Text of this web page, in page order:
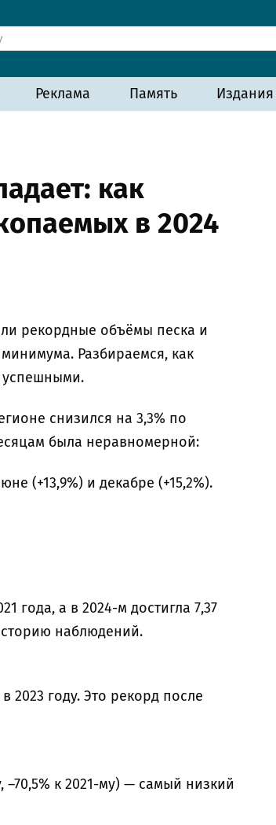
Реклама Память Издания
как
в 2024
рекордные объёмы песка и
Разбираемся, как
успешными.
снизился на 3,3% по
была неравномерной:
(+13,9%) и декабре (+15,2%).
года, а в 2024-м достигла 7,37
наблюдений.
2023 году. Это рекорд после
–70,5% к 2021-му) — самый низкий